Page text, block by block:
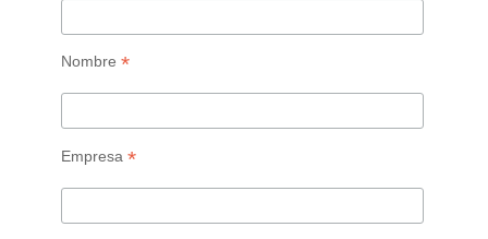
Nombre *
Empresa *